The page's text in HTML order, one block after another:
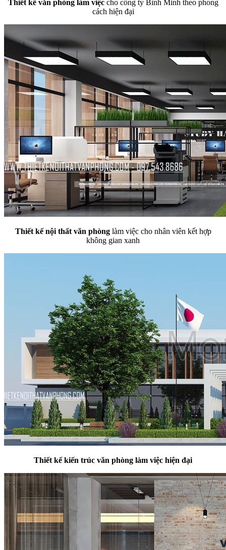
Thiết kế văn phòng làm việccho công ty Bình Minh theo phong
cách hiện đại
Thiết kế nội thất văn phònglàm việc cho nhân viên kết hợp
không gian xanh
Thiết kế kiến trúc văn phòng làm việc hiện đại